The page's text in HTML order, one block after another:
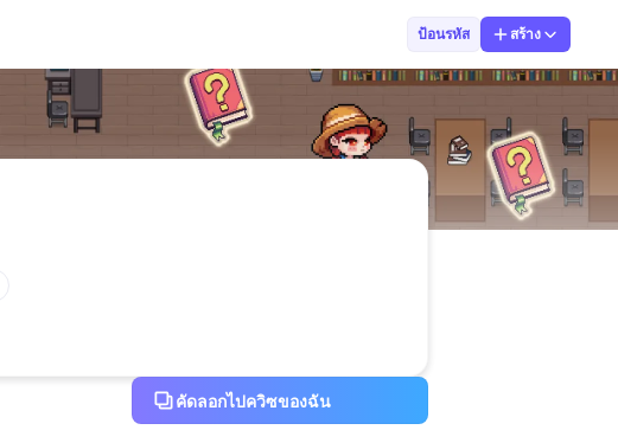
ป้อนรหัส สร้าง
คัดลอกไปควิซของฉัน